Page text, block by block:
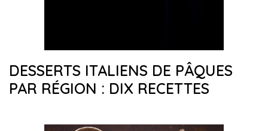
DESSERTS ITALIENS DE PÂQUES
PAR RÉGION : DIX RECETTES